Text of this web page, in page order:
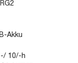
Akku
-/ 10/-h